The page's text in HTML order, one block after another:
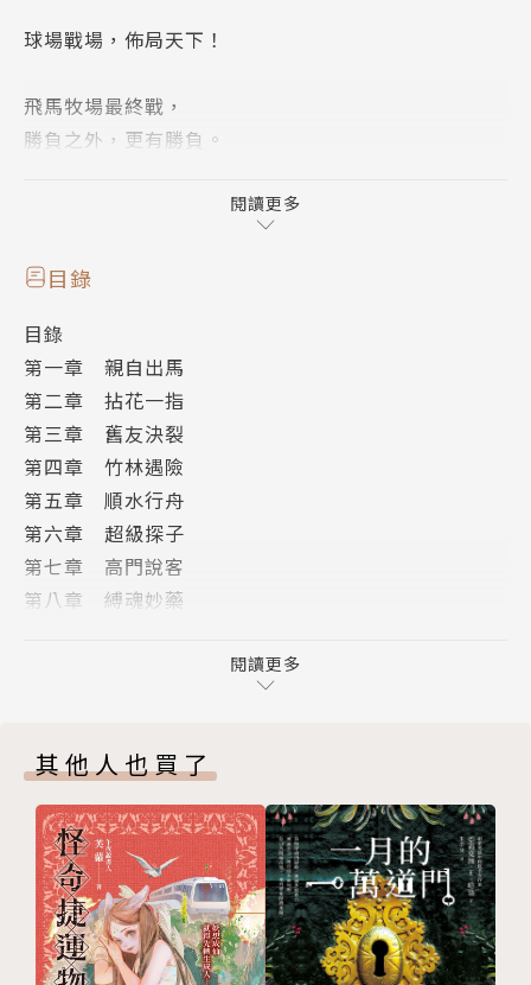
球場戰場，佈局天下！
飛馬牧場最終戰，
勝負之外，更有勝負。
无瑕化身婢女現身觀疇樓，
但此番卻讓龍鷹震駭萬分，
因為他悚然驚覺，无瑕身上出現了最不可能的轉變！
遊客如織的退思園，意想不到的凌厲突襲，
失傳已久的劍法鋪天蓋地而來，
龍鷹何以應付如此恐怖的刺客？
名為論交，實則警告。
龍鷹與北幫的合作，已然引起北方世族的警戒；
面對極可能是北方世族第一人的宇文朔，之後究竟是敵
是友？
畢業於香港中文大學藝術系，專攻中國傳統繪畫，曾任
香港藝術館助理館長，致力於藝術與文化之推廣與交
流；因自少鍾情武俠小說，適逢武俠雜誌徵稿活動，提
筆寫成初作《破碎虛空》，獲得廣大迴響，更促成他心
向創作之路，遂於1989年辭去優渥工作，隱居離島專
致寫作。
閱讀更多
目錄
目錄
第一章 親自出馬
第二章 拈花一指
第三章 舊友決裂
第四章 竹林遇險
第五章 順水行舟
第六章 超級探子
第七章 高門說客
第八章 縛魂妙藥
第十三章 乘時而興
第十四章 幸保不失
第十五章 奇謀妙略
第十六章 決賽開鑼
第十七章 鬥智鬥力
第十八章 大敵窺伺
版權頁
閱讀更多
其他人也買了